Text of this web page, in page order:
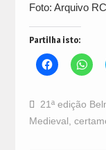
Foto: Arquivo
Partilha isto:
Click
to
Facebook
(Opens
new
Click
to
in
new
21ª edição
Medieval